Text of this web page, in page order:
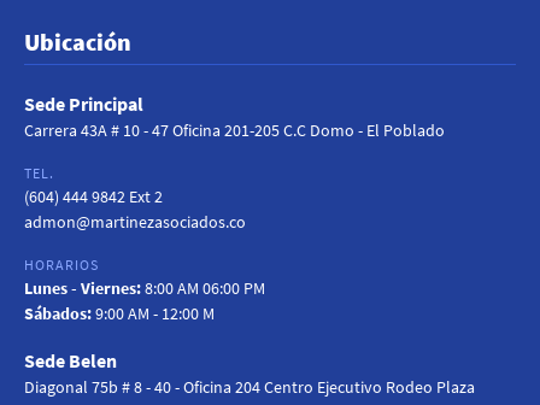
Ubicación
Sede Principal
Carrera 43A # 10 - 47 Oficina 201-205 C.C Domo - El Poblado
TEL.
(604) 444 9842 Ext 2
admon@martinezasociados.co
HORARIOS
Lunes - Viernes:8:00 AM 06:00 PM
Sábados:9:00 AM - 12:00 M
Sede Belen
Diagonal 75b # 8 - 40 - Oficina 204 Centro Ejecutivo Rodeo Plaza